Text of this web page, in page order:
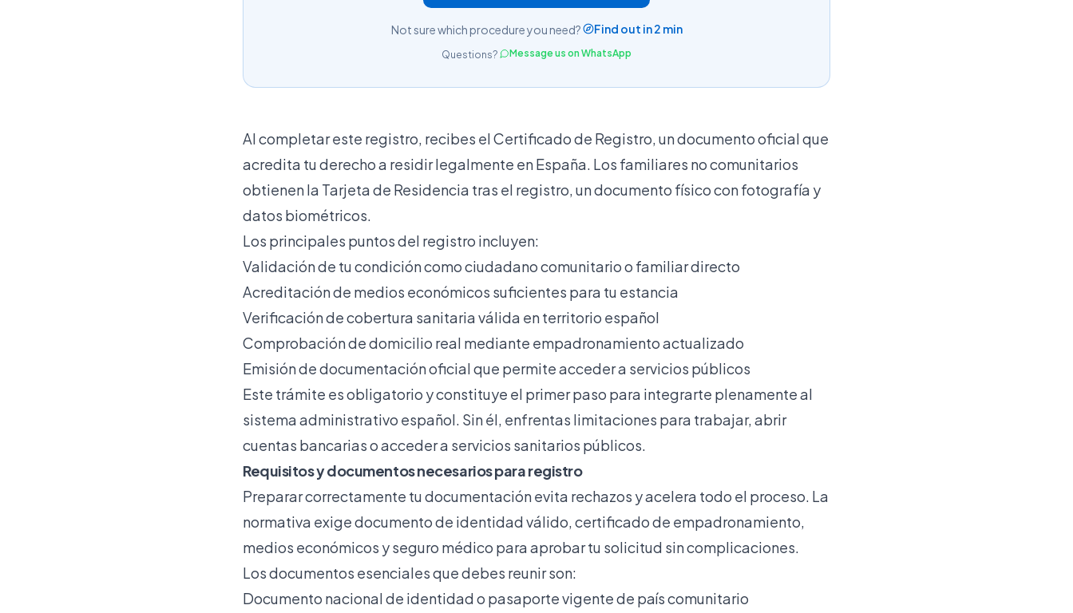
Not sure which procedure you need? Find out in 2 min
Questions? Message us on WhatsApp
Al completar este registro, recibes el Certificado de Registro, un documento oficial que
acredita tu derecho a residir legalmente en España. Los familiares no comunitarios
obtienen la Tarjeta de Residencia tras el registro, un documento físico con fotografía y
datos biométricos.
Los principales puntos del registro incluyen:
Validación de tu condición como ciudadano comunitario o familiar directo
Acreditación de medios económicos suficientes para tu estancia
Verificación de cobertura sanitaria válida en territorio español
Comprobación de domicilio real mediante empadronamiento actualizado
Emisión de documentación oficial que permite acceder a servicios públicos
Este trámite es obligatorio y constituye el primer paso para integrarte plenamente al
sistema administrativo español. Sin él, enfrentas limitaciones para trabajar, abrir
cuentas bancarias o acceder a servicios sanitarios públicos.
Requisitos y documentos necesarios para registro
Preparar correctamente tu documentación evita rechazos y acelera todo el proceso. La
normativa exige documento de identidad válido, certificado de empadronamiento,
medios económicos y seguro médico para aprobar tu solicitud sin complicaciones.
Los documentos esenciales que debes reunir son:
Documento nacional de identidad o pasaporte vigente de país comunitario